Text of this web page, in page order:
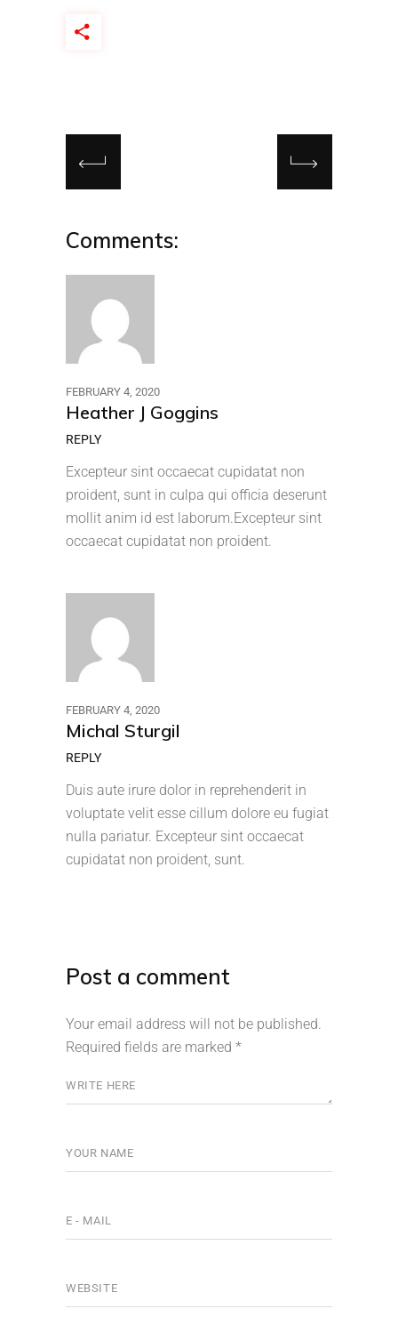
Comments:
FEBRUARY 4, 2020
Heather J Goggins
REPLY
Excepteur sint occaecat cupidatat non
proident, sunt in culpa qui officia deserunt
mollit anim id est laborum.Excepteur sint
occaecat cupidatat non proident.
FEBRUARY 4, 2020
Michal Sturgil
REPLY
Duis aute irure dolor in reprehenderit in
voluptate velit esse cillum dolore eu fugiat
nulla pariatur. Excepteur sint occaecat
cupidatat non proident, sunt.
Post a comment
Your email address will not be published.
Required fields are marked *